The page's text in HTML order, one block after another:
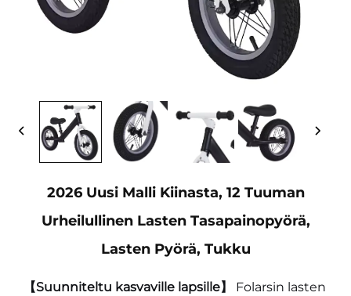
2026 Uusi Malli Kiinasta, 12 Tuuman
Urheilullinen Lasten Tasapainopyörä,
Lasten Pyörä, Tukku
【Suunniteltu kasvaville lapsille】 Folarsin lasten